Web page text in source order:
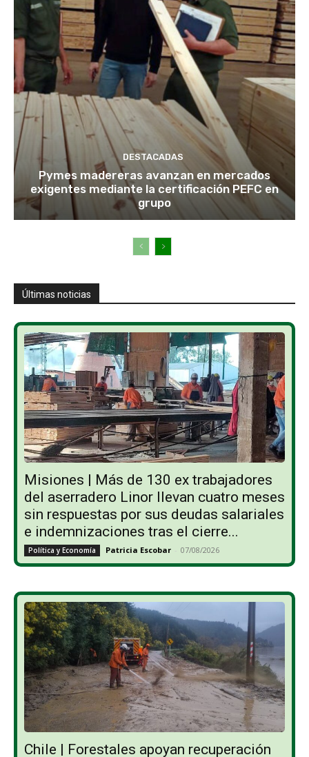
DESTACADAS
Pymes madereras avanzan en mercados
exigentes mediante la certificación PEFC en
grupo
Últimas noticias
Misiones | Más de 130 ex trabajadores
del aserradero Linor llevan cuatro meses
sin respuestas por sus deudas salariales
e indemnizaciones tras el cierre...
Política y Economía Patricia Escobar - 07/08/2026
Chile | Forestales apoyan recuperación